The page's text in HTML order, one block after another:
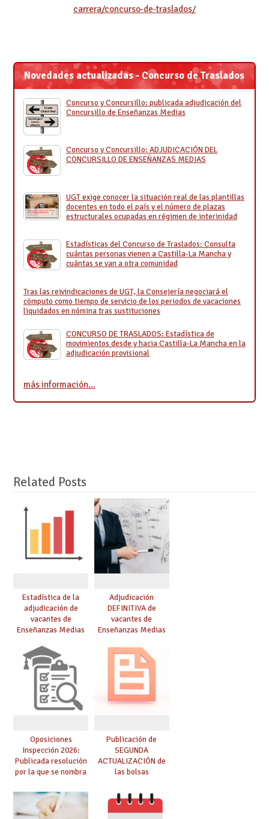
carrera/concurso-de-traslados/
Novedades actualizadas - Concurso de Traslados
Concurso y Concursillo: publicada adjudicación del
Concursillo de Enseñanzas Medias
Concurso y Concursillo: ADJUDICACIÓN DEL
CONCURSILLO DE ENSEÑANZAS MEDIAS
UGT exige conocer la situación real de las plantillas
docentes en todo el país y el número de plazas
estructurales ocupadas en régimen de interinidad
Estadísticas del Concurso de Traslados: Consulta
cuántas personas vienen a Castilla-La Mancha y
cuántas se van a otra comunidad
Tras las reivindicaciones de UGT, la Consejería negociará el
cómputo como tiempo de servicio de los periodos de vacaciones
liquidados en nómina tras sustituciones
CONCURSO DE TRASLADOS: Estadística de
movimientos desde y hacia Castilla-La Mancha en la
adjudicación provisional
más información…
Related Posts
Estadística de la
adjudicación de
vacantes de
Enseñanzas Medias
Adjudicación
DEFINITIVA de
vacantes de
Enseñanzas Medias
Oposiciones
Inspección 2026:
Publicada resolución
por la que se nombra
prácticas, se regulan
dichas prácticas y se
convoca acto público
Publicación de
SEGUNDA
ACTUALIZACIÓN de
las bolsas
Cuerpo de Maestros
de especialidades
convocadas a